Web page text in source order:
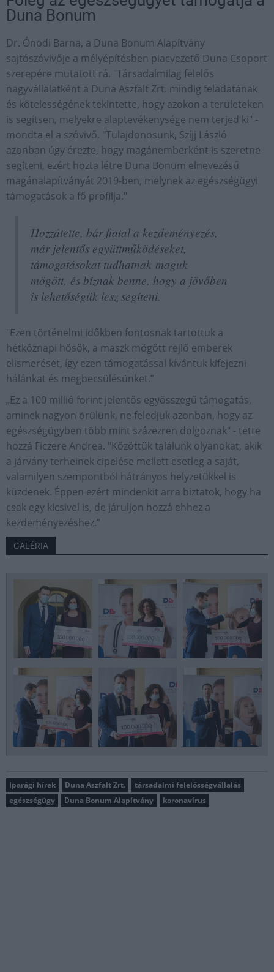
Duna Bonum
Dr. Ónodi Barna, a Duna Bonum Alapítvány
sajtószóvivője a mélyépítésben piacvezető Duna Csoport
szerepére mutatott rá. "Társadalmilag felelős
nagyvállalatként a Duna Aszfalt Zrt. mindig feladatának
és kötelességének tekintette, hogy azokon a területeken
is segítsen, melyekre alaptevékenysége nem terjed ki" -
mondta el a szóvivő. "Tulajdonosunk, Szíjj László
azonban úgy érezte, hogy magánemberként is szeretne
segíteni, ezért hozta létre Duna Bonum elnevezésű
magánalapítványát 2019-ben, melynek az egészségügyi
támogatások a fő profilja."
Hozzátette, bár fiatal a kezdeményezés,
már jelentős együttműködéseket,
támogatásokat tudhatnak maguk
mögött, és bíznak benne, hogy a jövőben
is lehetőségük lesz segíteni.
"Ezen történelmi időkben fontosnak tartottuk a
hétköznapi hősök, a maszk mögött rejlő emberek
elismerését, így ezen támogatással kívántuk kifejezni
hálánkat és megbecsülésünket.”
„Ez a 100 millió forint jelentős egyösszegű támogatás,
aminek nagyon örülünk, ne feledjük azonban, hogy az
egészségügyben több mint százezren dolgoznak" - tette
hozzá Ficzere Andrea. "Közöttük találunk olyanokat, akik
a járvány terheinek cipelése mellett esetleg a saját,
valamilyen szempontból hátrányos helyzetükkel is
küzdenek. Éppen ezért mindenkit arra biztatok, hogy ha
csak egy kicsivel is, de járuljon hozzá ehhez a
kezdeményezéshez.”
GALÉRIA
Iparági hírek Duna Aszfalt Zrt.
társadalmi felelősségvállalás
egészségügy
Duna Bonum Alapítvány koronavírus